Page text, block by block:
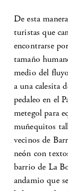
De esta
turistas que
encontrarse
tamaño
medio del
a una calesita
pedaleo en el
metegol para
muñequitos
vecinos de
neón con
barrio de La
andamio que